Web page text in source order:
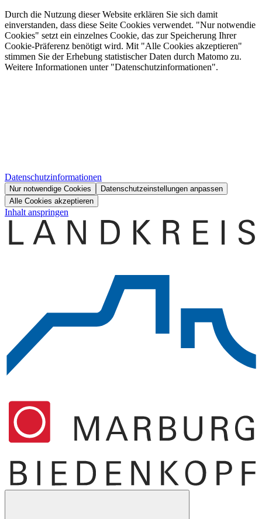
Durch die Nutzung dieser Website erklären Sie sich damit
einverstanden, dass diese Seite Cookies verwendet. "Nur notwendie
Cookies" setzt ein einzelnes Cookie, das zur Speicherung Ihrer
Cookie-Präferenz benötigt wird. Mit "Alle Cookies akzeptieren"
stimmen Sie der Erhebung statistischer Daten durch Matomo zu.
Weitere Informationen unter "Datenschutzinformationen".
Datenschutzinformationen
Nur notwendige Cookies
Datenschutzeinstellungen anpassen
Alle Cookies akzeptieren
Inhalt anspringen